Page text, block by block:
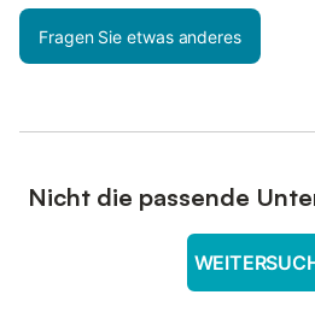
Fragen Sie etwas anderes
Nicht die passende